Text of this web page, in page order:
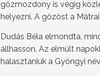
gőzmozdony is végig
helyezni. A gőzöst a
Dudás Béla elmondta,
állhasson. Az elmúlt
halasztaniuk a Gyöngyi